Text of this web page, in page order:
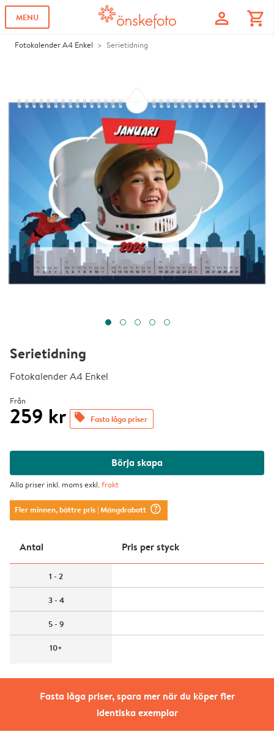
MENU profile shopping_cart
Fotokalender A4 Enkel Serietidning
Fasta låga priser, spara mer när du köper fler
identiska exemplar
Serietidning
Fotokalender A4 Enkel
Från
259 kr offers Fasta låga priser
Börja skapa
Alla priser inkl. moms exkl.frakt
Fler minnen, bättre pris| Mängdrabatt question_mark_circle
Antal Pris per styck
1 - 2
3 - 4
5 - 9
10+